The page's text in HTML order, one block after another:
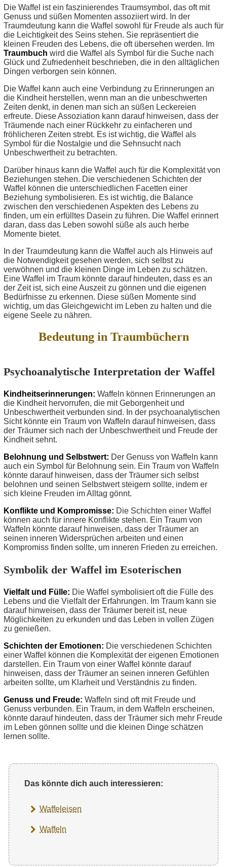
Die Waffel ist ein faszinierendes Traumsymbol, das oft mit
Genuss und süßen Momenten assoziiert wird. In der
Traumdeutung kann die Waffel sowohl für Freude als auch für
die Leichtigkeit des Seins stehen. Sie repräsentiert die
kleinen Freuden des Lebens, die oft übersehen werden. Im
Traumbuch wird die Waffel als Symbol für die Suche nach
Glück und Zufriedenheit beschrieben, die in den alltäglichen
Dingen verborgen sein können.
Die Waffel kann auch eine Verbindung zu Erinnerungen an
die Kindheit herstellen, wenn man an die unbeschwerten
Zeiten denkt, in denen man sich an süßen Leckereien
erfreute. Diese Assoziation kann darauf hinweisen, dass der
Träumende nach einer Rückkehr zu einfacheren und
fröhlicheren Zeiten strebt. Es ist wichtig, die Waffel als
Symbol für die Nostalgie und die Sehnsucht nach
Unbeschwertheit zu betrachten.
Darüber hinaus kann die Waffel auch für die Komplexität von
Beziehungen stehen. Die verschiedenen Schichten der
Waffel können die unterschiedlichen Facetten einer
Beziehung symbolisieren. Es ist wichtig, die Balance
zwischen den verschiedenen Aspekten des Lebens zu
finden, um ein erfülltes Dasein zu führen. Die Waffel erinnert
daran, dass das Leben sowohl süße als auch herbe
Momente bietet.
In der Traumdeutung kann die Waffel auch als Hinweis auf
die Notwendigkeit gesehen werden, sich selbst zu
verwöhnen und die kleinen Dinge im Leben zu schätzen.
Eine Waffel im Traum könnte darauf hindeuten, dass es an
der Zeit ist, sich eine Auszeit zu gönnen und die eigenen
Bedürfnisse zu erkennen. Diese süßen Momente sind
wichtig, um das Gleichgewicht im Leben zu halten und die
eigene Seele zu nähren.
Bedeutung in Traumbüchern
Psychoanalytische Interpretation der Waffel
Kindheitserinnerungen: Waffeln können Erinnerungen an
die Kindheit hervorrufen, die mit Geborgenheit und
Unbeschwertheit verbunden sind. In der psychoanalytischen
Sicht könnte ein Traum von Waffeln darauf hinweisen, dass
der Träumer sich nach der Unbeschwertheit und Freude der
Kindheit sehnt.
Belohnung und Selbstwert: Der Genuss von Waffeln kann
auch ein Symbol für Belohnung sein. Ein Traum von Waffeln
könnte darauf hinweisen, dass der Träumer sich selbst
belohnen und seinen Selbstwert steigern sollte, indem er
sich kleine Freuden im Alltag gönnt.
Konflikte und Kompromisse: Die Schichten einer Waffel
können auch für innere Konflikte stehen. Ein Traum von
Waffeln könnte darauf hinweisen, dass der Träumer an
seinen inneren Widersprüchen arbeiten und einen
Kompromiss finden sollte, um inneren Frieden zu erreichen.
Symbolik der Waffel im Esoterischen
Vielfalt und Fülle: Die Waffel symbolisiert oft die Fülle des
Lebens und die Vielfalt der Erfahrungen. Im Traum kann sie
darauf hinweisen, dass der Träumer bereit ist, neue
Möglichkeiten zu erkunden und das Leben in vollen Zügen
zu genießen.
Schichten der Emotionen: Die verschiedenen Schichten
einer Waffel können die Komplexität der eigenen Emotionen
darstellen. Ein Traum von einer Waffel könnte darauf
hinweisen, dass der Träumer an seinen inneren Gefühlen
arbeiten sollte, um Klarheit und Verständnis zu finden.
Genuss und Freude: Waffeln sind oft mit Freude und
Genuss verbunden. Ein Traum, in dem Waffeln erscheinen,
könnte darauf hindeuten, dass der Träumer sich mehr Freude
im Leben gönnen sollte und die kleinen Dinge schätzen
lernen sollte.
Das könnte dich auch interessieren:
Waffeleisen
Waffeln